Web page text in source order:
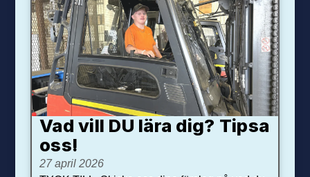
Vad vill DU lära dig? Tipsa
oss!
27 april 2026